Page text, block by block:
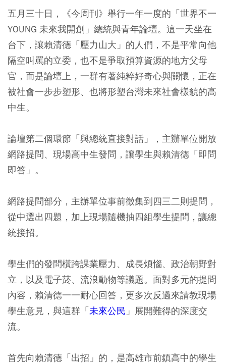
五月三十日，《今周刊》舉行一年一度的「世界不一
YOUNG 未來我開創」總統與青年論壇。這一天坐在
台下，讓賴清德「壓力山大」的人們，不是平常向他
隔空叫罵的立委，也不是爭取預算資源的地方父母
官，而是論壇上，一群有著純粹好奇心與關懷，正在
被社會一步步塑形、也將形塑台灣未來社會樣貌的高
中生。
論壇第二個環節「與總統直接對話」，主辦單位開放
網路提問、現場高中生發問，讓學生與賴清德「即問
即答」。
網路提問部分，主辦單位事前徵集到四三二則提問，
從中選出四題，加上現場隨機抽四組學生提問，讓總
統接招。
學生們的發問橫跨課業壓力、成長煩惱、政治朝野對
立，以及電子菸、流浪動物等議題。面對多元的提問
內容，賴清德一一耐心回答，更多次反過來請教現場
學生意見，與這群「未來公民 」展開難得的深度交
流。
首先向賴清德「出招」的，是高雄市前鎮高中的學生